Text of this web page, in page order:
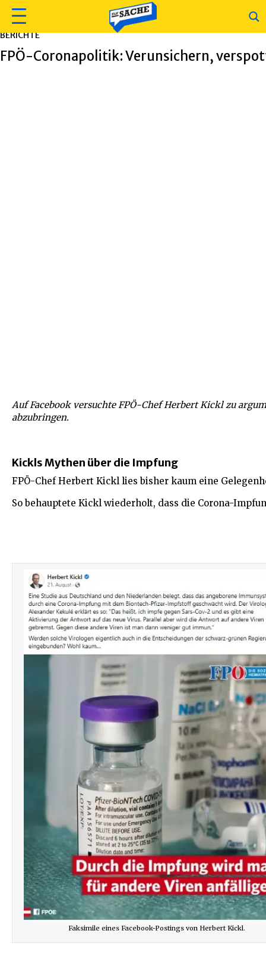
BERICHTE
FPÖ-Coronapolitik: Verunsichern,
Auf Facebook versuchte FPÖ-Chef Herbert Kickl zu
abzubringen.
Kickls Mythen über die Impfung
FPÖ-Chef Herbert Kickl lies bisher kaum eine
So behauptete Kickl wiederholt, dass die Corona-
Faksimile eines Facebook-Postings von Herbert Kickl.